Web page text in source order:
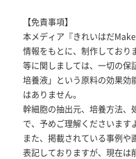
【免責事項】
本メディア『きれいはだ
情報をもとに、制作しており
等に関しましては、一切の保
培養液」という原料の効果効
はありません。
幹細胞の抽出元、培養方法、
で、予めご理解くださいます
また、掲載されている事例
表記しておりますが、現在は